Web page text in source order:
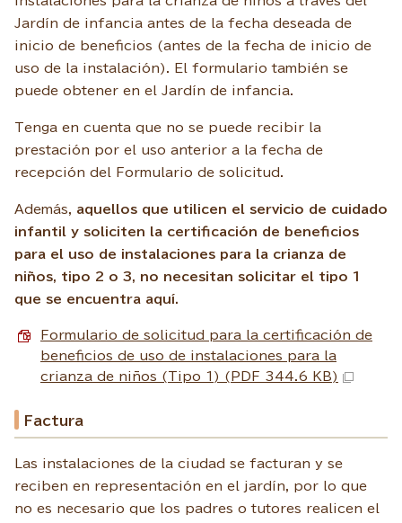
Jardín de infancia antes de la fecha deseada de
inicio de beneficios (antes de la fecha de inicio de
uso de la instalación). El formulario también se
puede obtener en el Jardín de infancia.
Tenga en cuenta que no se puede recibir la
prestación por el uso anterior a la fecha de
recepción del Formulario de solicitud.
Además, aquellos que utilicen el servicio de cuidado
infantil y soliciten la certificación de beneficios
para el uso de instalaciones para la crianza de
niños, tipo 2 o 3, no necesitan solicitar el tipo 1
que se encuentra aquí.
Formulario de solicitud para la certificación de
beneficios de uso de instalaciones para la
crianza de niños (Tipo 1) (PDF 344.6 KB)
Factura
Las instalaciones de la ciudad se facturan y se
reciben en representación en el jardín, por lo que
no es necesario que los padres o tutores realicen el